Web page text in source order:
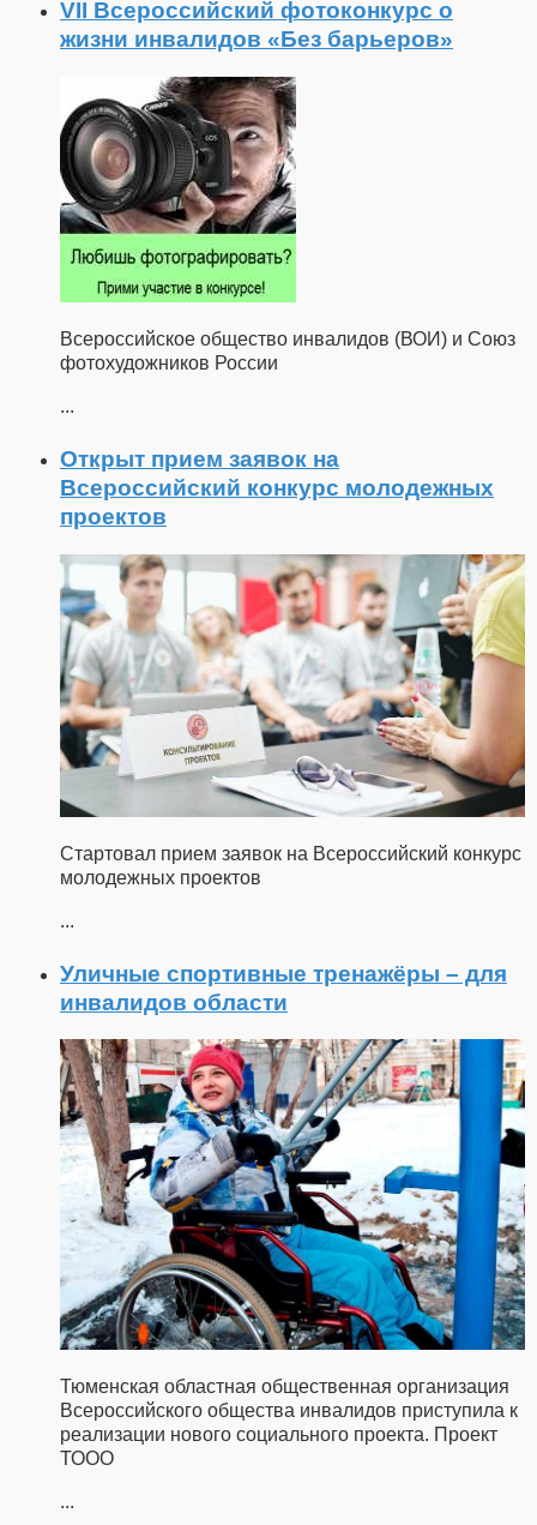
VII Всероссийский фотоконкурс о
жизни инвалидов «Без барьеров»
Всероссийское общество инвалидов (ВОИ) и Союз
фотохудожников России
...
Открыт прием заявок на
Всероссийский конкурс молодежных
проектов
Стартовал прием заявок на Всероссийский конкурс
молодежных проектов
...
Уличные спортивные тренажёры – для
инвалидов области
Тюменская областная общественная организация
Всероссийского общества инвалидов приступила к
реализации нового социального проекта. Проект
ТООО
...